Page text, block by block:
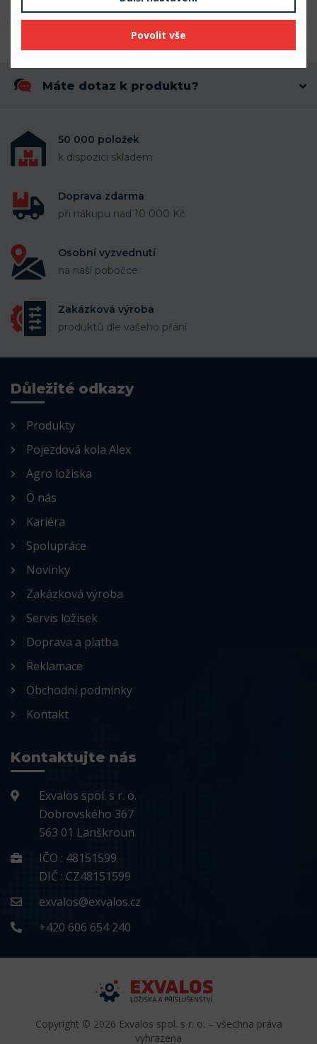
Šířka (mm) 33
Máte dotaz k produktu?
50 000 položek
k dispozici skladem
Doprava zdarma
při nákupu nad 10 000 Kč
Osobní vyzvednutí
na naší pobočce
Zakázková výroba
produktů dle vašeho přání
Důležité odkazy
Produkty
Pojezdová kola Alex
Agro ložiska
O nás
Kariéra
Spolupráce
Novinky
Zakázková výroba
Servis ložisek
Doprava a platba
Reklamace
Obchodní podmínky
Kontakt
Kontaktujte nás
Exvalos spol. s r. o.
Dobrovského 367
563 01 Lanškroun
IČO : 48151599
DIČ : CZ48151599
exvalos@exvalos.cz
+420 606 654 240
Copyright © 2026 Exvalos spol. s r. o. – všechna práva
vyhrazena
Povolit vše